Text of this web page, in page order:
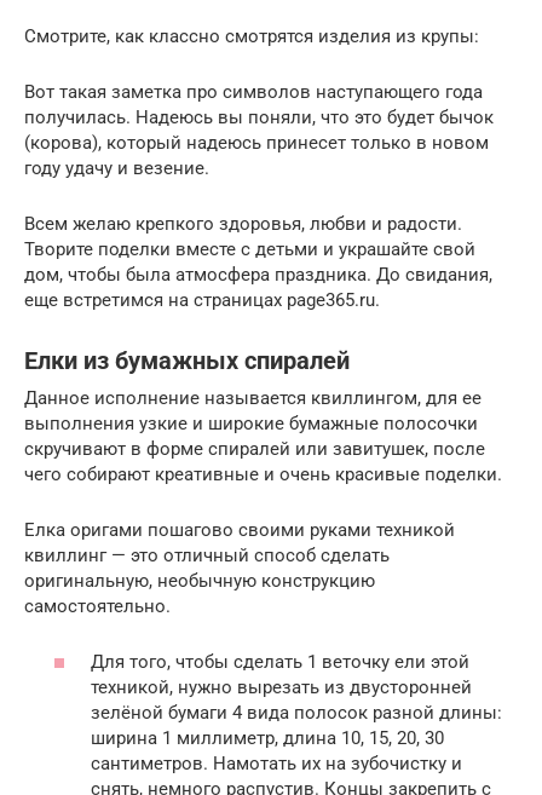
Смотрите, как классно смотрятся изделия из крупы:
Вот такая заметка про символов наступающего года
получилась. Надеюсь вы поняли, что это будет бычок
(корова), который надеюсь принесет только в новом
году удачу и везение.
Всем желаю крепкого здоровья, любви и радости.
Творите поделки вместе с детьми и украшайте свой
дом, чтобы была атмосфера праздника. До свидания,
еще встретимся на страницах page365.ru.
Елки из бумажных спиралей
Данное исполнение называется квиллингом, для ее
выполнения узкие и широкие бумажные полосочки
скручивают в форме спиралей или завитушек, после
чего собирают креативные и очень красивые поделки.
Елка оригами пошагово своими руками техникой
квиллинг — это отличный способ сделать
оригинальную, необычную конструкцию
самостоятельно.
Для того, чтобы сделать 1 веточку ели этой
техникой, нужно вырезать из двусторонней
зелёной бумаги 4 вида полосок разной длины:
ширина 1 миллиметр, длина 10, 15, 20, 30
сантиметров. Намотать их на зубочистку и
снять, немного распустив. Концы закрепить с